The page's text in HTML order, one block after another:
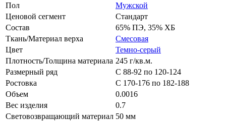
Пол
Мужской
Ценовой сегмент
Стандарт
Состав
65% ПЭ, 35% ХБ
Ткань/Материал верха
Смесовая
Цвет
Темно-серый
Плотность/Толщина материала 245 г/кв.м.
Размерный ряд
С 88-92 по 120-124
Ростовка
С 170-176 по 182-188
Объем
0.0016
Вес изделия
0.7
Световозвращающий материал 50 мм